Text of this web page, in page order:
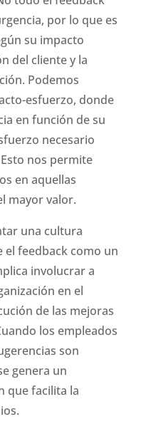
por lo que es
su impacto
del cliente y la
Podemos
esfuerzo, donde
en función de su
necesario
nos permite
en aquellas
mayor valor.
una cultura
el feedback como un
involucrar a
en el
de las mejoras
los empleados
son
genera un
que facilita la